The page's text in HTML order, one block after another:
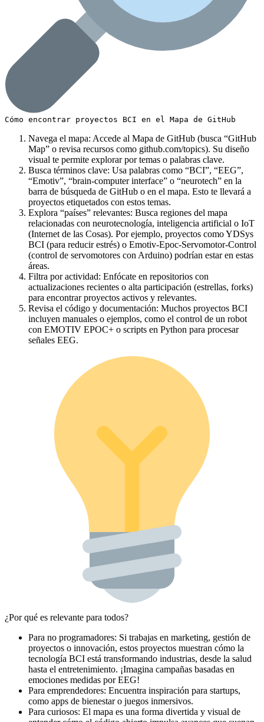
Cómo encontrar proyectos BCI en el Mapa de GitHub
Navega el mapa: Accede al Mapa de GitHub (busca “GitHub
Map” o revisa recursos como github.com/topics). Su diseño
visual te permite explorar por temas o palabras clave.
Busca términos clave: Usa palabras como “BCI”, “EEG”,
“Emotiv”, “brain-computer interface” o “neurotech” en la
barra de búsqueda de GitHub o en el mapa. Esto te llevará a
proyectos etiquetados con estos temas.
Explora “países” relevantes: Busca regiones del mapa
relacionadas con neurotecnología, inteligencia artificial o IoT
(Internet de las Cosas). Por ejemplo, proyectos como YDSys
BCI (para reducir estrés) o Emotiv-Epoc-Servomotor-Control
(control de servomotores con Arduino) podrían estar en estas
áreas.
Filtra por actividad: Enfócate en repositorios con
actualizaciones recientes o alta participación (estrellas, forks)
para encontrar proyectos activos y relevantes.
Revisa el código y documentación: Muchos proyectos BCI
incluyen manuales o ejemplos, como el control de un robot
con EMOTIV EPOC+ o scripts en Python para procesar
señales EEG.
¿Por qué es relevante para todos?
Para no programadores: Si trabajas en marketing, gestión de
proyectos o innovación, estos proyectos muestran cómo la
tecnología BCI está transformando industrias, desde la salud
hasta el entretenimiento. ¡Imagina campañas basadas en
emociones medidas por EEG!
Para emprendedores: Encuentra inspiración para startups,
como apps de bienestar o juegos inmersivos.
Para curiosos: El mapa es una forma divertida y visual de